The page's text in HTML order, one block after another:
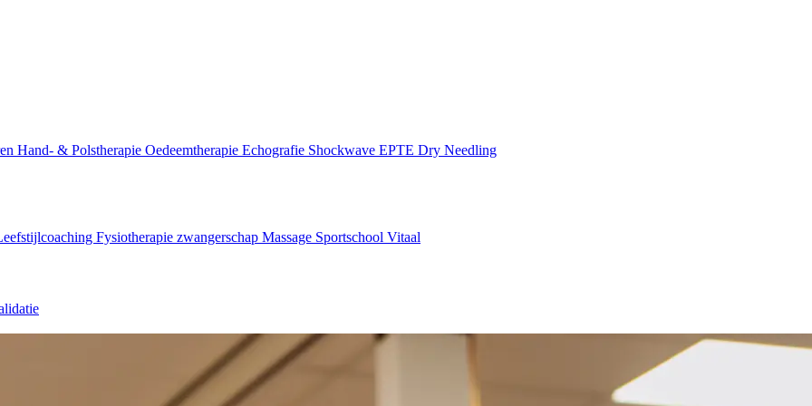
Hand- & Polstherapie Oedeemtherapie Echografie Shockwave EPTE Dry Needling
Fysiotherapie zwangerschap Massage Sportschool Vitaal